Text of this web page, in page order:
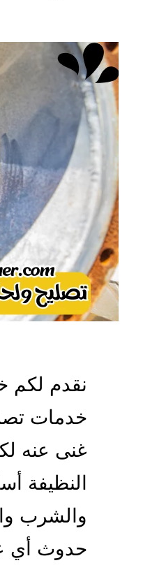
نقدم لكم
خدمات
غنى عنه
النظيفة
والشرب
حدوث أي